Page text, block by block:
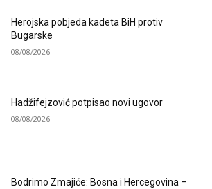
Herojska pobjeda kadeta BiH protiv
Bugarske
08/08/2026
Hadžifejzović potpisao novi ugovor
08/08/2026
Bodrimo Zmajiće: Bosna i Hercegovina –